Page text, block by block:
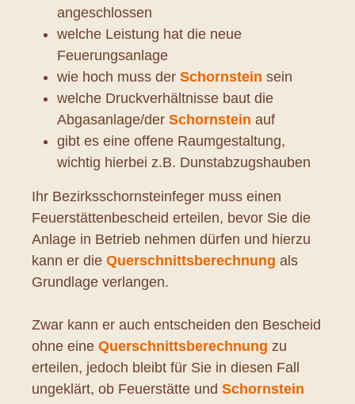
angeschlossen
welche Leistung hat die neue
Feuerungsanlage
wie hoch muss der Schornstein sein
welche Druckverhältnisse baut die
Abgasanlage/der Schornstein auf
gibt es eine offene Raumgestaltung,
wichtig hierbei z.B. Dunstabzugshauben
Ihr Bezirksschornsteinfeger muss einen
Feuerstättenbescheid erteilen, bevor Sie die
Anlage in Betrieb nehmen dürfen und hierzu
kann er die Querschnittsberechnung als
Grundlage verlangen.
Zwar kann er auch entscheiden den Bescheid
ohne eine Querschnittsberechnung zu
erteilen, jedoch bleibt für Sie in diesen Fall
ungeklärt, ob Feuerstätte und Schornstein